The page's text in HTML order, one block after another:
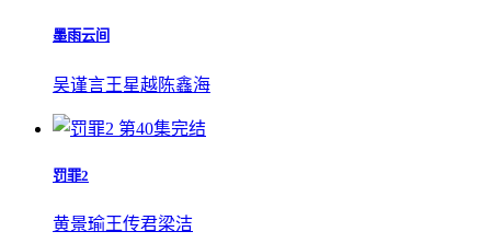
墨雨云间
吴谨言王星越陈鑫海
第40集完结
罚罪2
黄景瑜王传君梁洁